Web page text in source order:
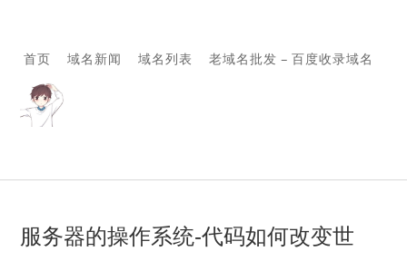
首页 域名新闻 域名列表 老域名批发 – 百度收录域名
服务器的操作系统-代码如何改变世